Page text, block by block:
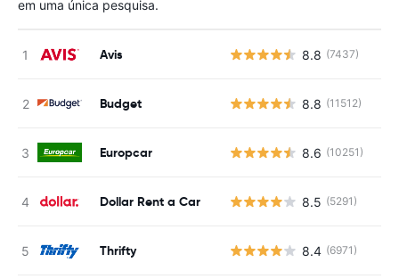
em uma única pesquisa.
Avis 8.8 (7437)
Budget 8.8 (11512)
Europcar 8.6 (10251)
Dollar Rent a Car 8.5 (5291)
Thrifty 8.4 (6971)